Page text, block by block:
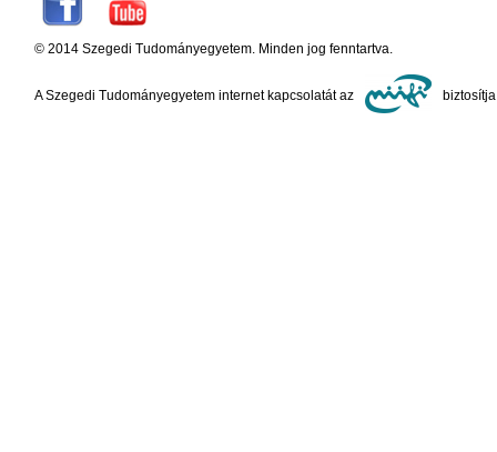
© 2014 Szegedi Tudományegyetem. Minden jog fenntartva.
A Szegedi Tudományegyetem internet kapcsolatát az biztosítja